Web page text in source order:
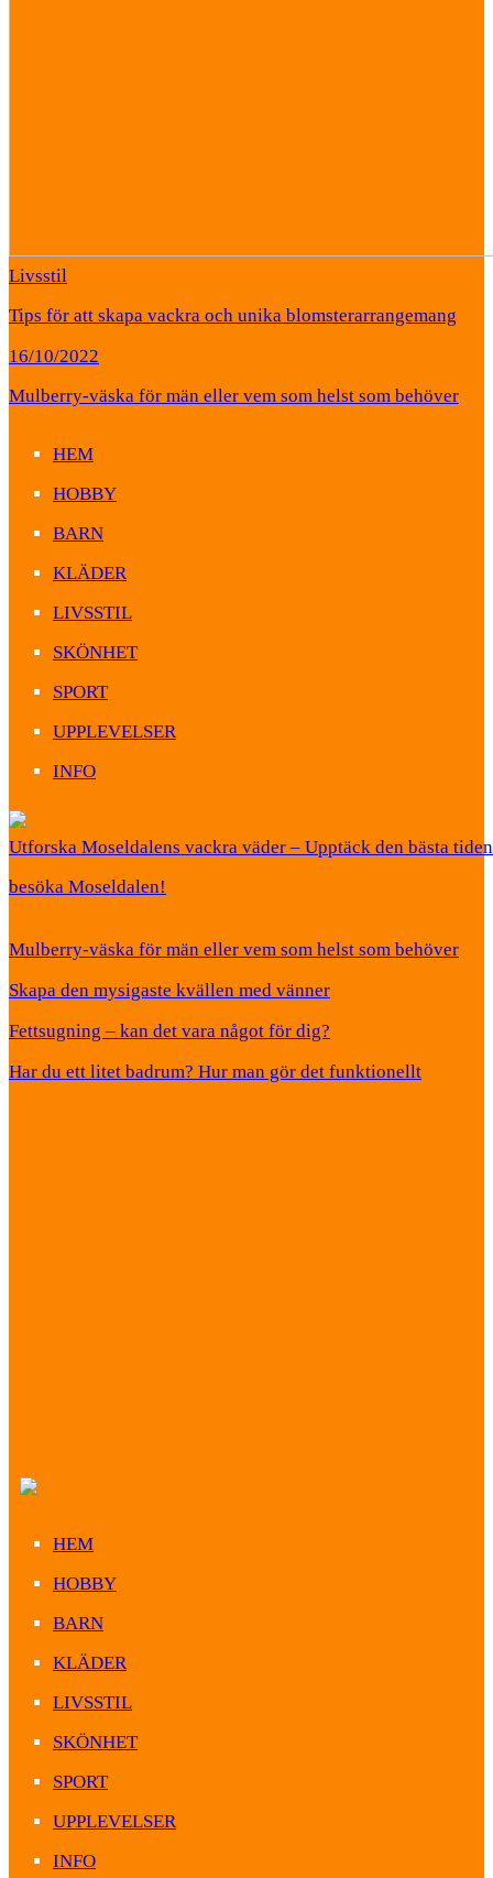
Livsstil
Tips för att skapa vackra och unika blomsterarrangemang
16/10/2022
Mulberry-väska för män eller vem som helst som behöver
HEM
HOBBY
BARN
KLÄDER
LIVSSTIL
SKÖNHET
SPORT
UPPLEVELSER
INFO
Utforska Moseldalens vackra väder – Upptäck den bästa
besöka Moseldalen!
Mulberry-väska för män eller vem som helst som behöver
Skapa den mysigaste kvällen med vänner
Fettsugning – kan det vara något för dig?
Har du ett litet badrum? Hur man gör det funktionellt
HEM
HOBBY
BARN
KLÄDER
LIVSSTIL
SKÖNHET
SPORT
UPPLEVELSER
INFO